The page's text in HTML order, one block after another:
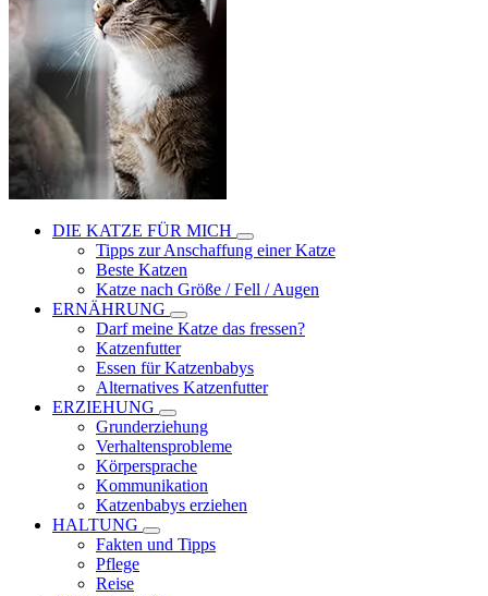
DIE KATZE FÜR MICH
Tipps zur Anschaffung einer Katze
Beste Katzen
Katze nach Größe / Fell / Augen
ERNÄHRUNG
Darf meine Katze das fressen?
Katzenfutter
Essen für Katzenbabys
Alternatives Katzenfutter
ERZIEHUNG
Grunderziehung
Verhaltensprobleme
Körpersprache
Kommunikation
Katzenbabys erziehen
HALTUNG
Fakten und Tipps
Pflege
Reise